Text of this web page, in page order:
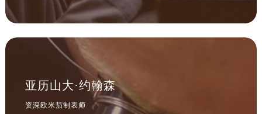
亚历山大·约翰森
资深欧米茄制表师